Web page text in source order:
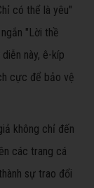
có thể là yêu"
"Lời thề
này, ê-kíp
cực để bảo vệ
không chỉ đến
các trang cá
sự trao đổi